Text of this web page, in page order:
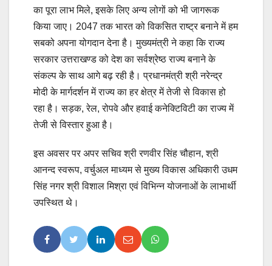
का पूरा लाभ मिले, इसके लिए अन्य लोगों को भी जागरूक
किया जाए। 2047 तक भारत को विकसित राष्ट्र बनाने में हम
सबको अपना योगदान देना है। मुख्यमंत्री ने कहा कि राज्य
सरकार उत्तराखण्ड को देश का सर्वश्रेष्ठ राज्य बनाने के
संकल्प के साथ आगे बढ़ रही है। प्रधानमंत्री श्री नरेन्द्र
मोदी के मार्गदर्शन में राज्य का हर क्षेत्र में तेजी से विकास हो
रहा है। सड़क, रेल, रोपवे और हवाई कनेक्टिविटी का राज्य में
तेजी से विस्तार हुआ है।
इस अवसर पर अपर सचिव श्री रणवीर सिंह चौहान, श्री
आनन्द स्वरूप, वर्चुअल माध्यम से मुख्य विकास अधिकारी उधम
सिंह नगर श्री विशाल मिश्रा एवं विभिन्न योजनाओं के लाभार्थी
उपस्थित थे।